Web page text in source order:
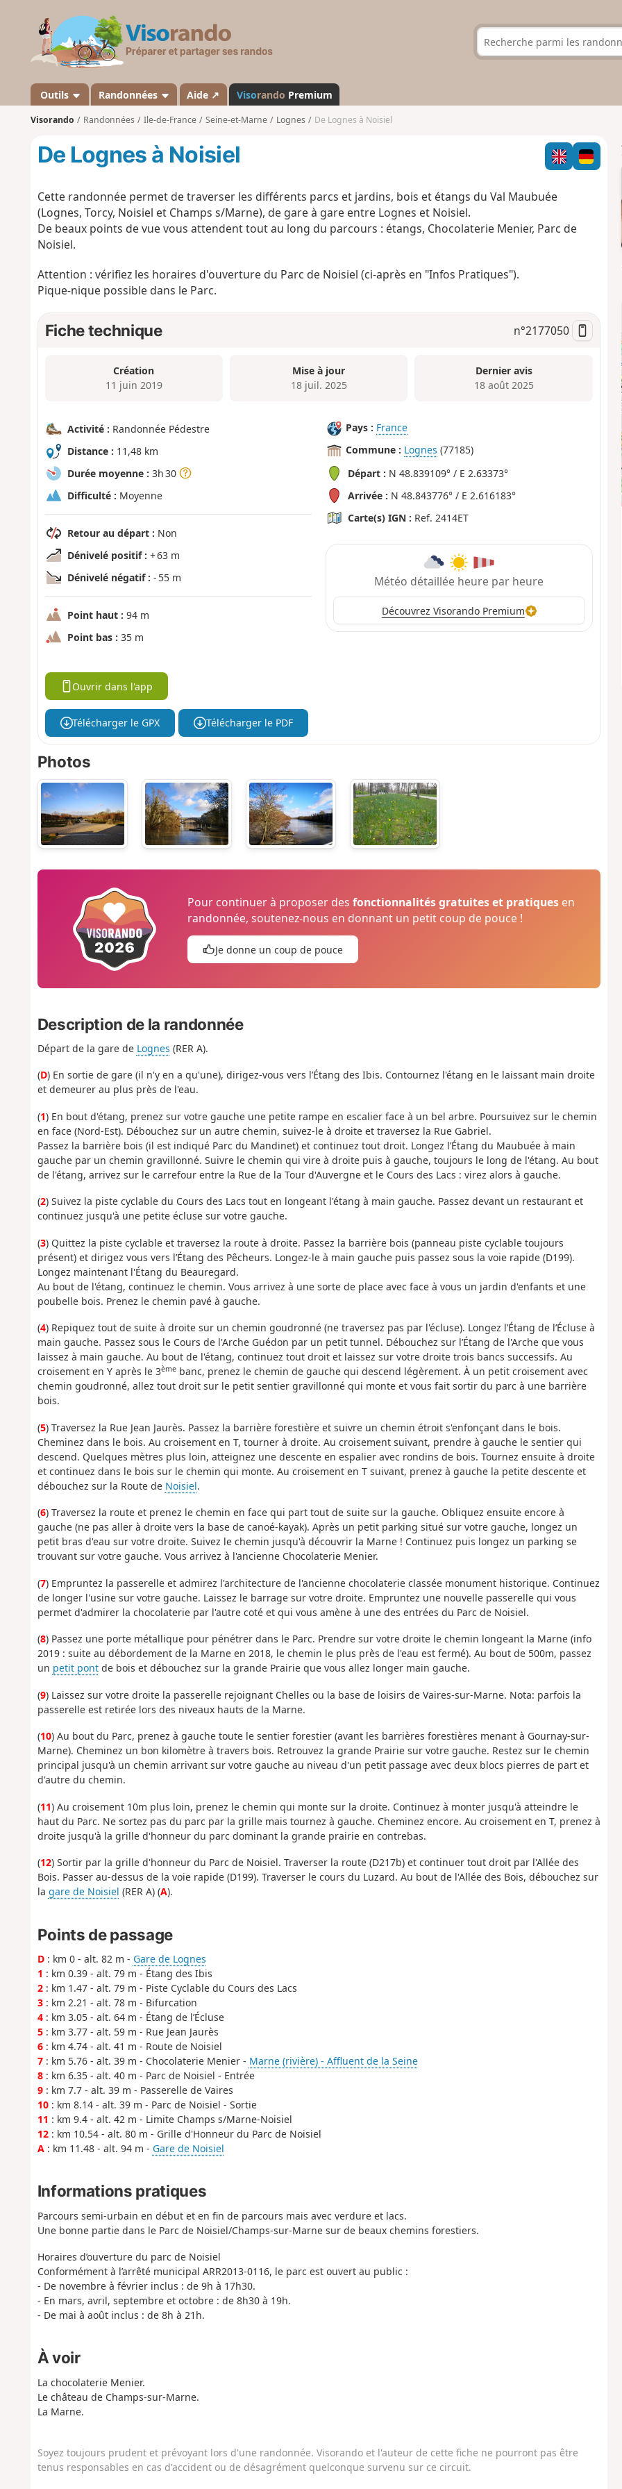
s
a
n
d
Outils Randonnées Aide ↗ Visorando Premium
Visorando Randonnées Ile-de-France Seine-et-Marne Lognes De Lognes à Noisiel
De Lognes à Noisiel
Cette randonnée permet de traverser les différents parcs et jardins, bois et étangs du Val Maubuée
(Lognes, Torcy, Noisiel et Champs s/Marne), de gare à gare entre Lognes et Noisiel.
De beaux points de vue vous attendent tout au long du parcours : étangs, Chocolaterie Menier, Parc de
Noisiel.
Attention : vérifiez les horaires d'ouverture du Parc de Noisiel (ci-après en "Infos Pratiques").
Pique-nique possible dans le Parc.
Fiche technique n°2177050
Création
11 juin 2019
Mise à jour
18 juil. 2025
Dernier avis
18 août 2025
Activité : Randonnée Pédestre
Distance : 11,48 km
Durée moyenne : 3h 30
Difficulté : Moyenne
Retour au départ : Non
Dénivelé positif : + 63 m
Dénivelé négatif : - 55 m
Point haut : 94 m
Point bas : 35 m
Pays : France
Commune : Lognes (77185)
Départ : N 48.839109° / E 2.63373°
Arrivée : N 48.843776° / E 2.616183°
Carte(s) IGN : Ref. 2414ET
Météo détaillée heure par heure
Découvrez Visorando Premium
Ouvrir dans l'app
Télécharger le GPX Télécharger le PDF
Photos
Pour continuer à proposer desfonctionnalités gratuites et pratiques en
randonnée, soutenez-nous en donnant un petit coup de pouce !
Je donne un coup de pouce
Description de la randonnée
Départ de la gare de Lognes (RER A).
(D) En sortie de gare (il n'y en a qu'une), dirigez-vous vers l’Étang des Ibis. Contournez l'étang en le laissant main droite
et demeurer au plus près de l'eau.
(1) En bout d'étang, prenez sur votre gauche une petite rampe en escalier face à un bel arbre. Poursuivez sur le chemin
en face (Nord-Est). Débouchez sur un autre chemin, suivez-le à droite et traversez la Rue Gabriel.
Passez la barrière bois (il est indiqué Parc du Mandinet) et continuez tout droit. Longez l’Étang du Maubuée à main
gauche par un chemin gravillonné. Suivre le chemin qui vire à droite puis à gauche, toujours le long de l'étang. Au bout
de l'étang, arrivez sur le carrefour entre la Rue de la Tour d'Auvergne et le Cours des Lacs : virez alors à gauche.
(2) Suivez la piste cyclable du Cours des Lacs tout en longeant l'étang à main gauche. Passez devant un restaurant et
continuez jusqu'à une petite écluse sur votre gauche.
(3) Quittez la piste cyclable et traversez la route à droite. Passez la barrière bois (panneau piste cyclable toujours
présent) et dirigez vous vers l’Étang des Pêcheurs. Longez-le à main gauche puis passez sous la voie rapide (D199).
Longez maintenant l'Étang du Beauregard.
Au bout de l'étang, continuez le chemin. Vous arrivez à une sorte de place avec face à vous un jardin d'enfants et une
poubelle bois. Prenez le chemin pavé à gauche.
(4) Repiquez tout de suite à droite sur un chemin goudronné (ne traversez pas par l'écluse). Longez l’Étang de l’Écluse à
main gauche. Passez sous le Cours de l'Arche Guédon par un petit tunnel. Débouchez sur l’Étang de l'Arche que vous
laissez à main gauche. Au bout de l'étang, continuez tout droit et laissez sur votre droite trois bancs successifs. Au
croisement en Y après le 3èmebanc, prenez le chemin de gauche qui descend légèrement. À un petit croisement avec
chemin goudronné, allez tout droit sur le petit sentier gravillonné qui monte et vous fait sortir du parc à une barrière
bois.
(5) Traversez la Rue Jean Jaurès. Passez la barrière forestière et suivre un chemin étroit s'enfonçant dans le bois.
Cheminez dans le bois. Au croisement en T, tourner à droite. Au croisement suivant, prendre à gauche le sentier qui
descend. Quelques mètres plus loin, atteignez une descente en espalier avec rondins de bois. Tournez ensuite à droite
et continuez dans le bois sur le chemin qui monte. Au croisement en T suivant, prenez à gauche la petite descente et
débouchez sur la Route de Noisiel.
(6) Traversez la route et prenez le chemin en face qui part tout de suite sur la gauche. Obliquez ensuite encore à
gauche (ne pas aller à droite vers la base de canoé-kayak). Après un petit parking situé sur votre gauche, longez un
petit bras d'eau sur votre droite. Suivez le chemin jusqu'à découvrir la Marne ! Continuez puis longez un parking se
trouvant sur votre gauche. Vous arrivez à l'ancienne Chocolaterie Menier.
(7) Empruntez la passerelle et admirez l'architecture de l'ancienne chocolaterie classée monument historique. Continuez
de longer l'usine sur votre gauche. Laissez le barrage sur votre droite. Empruntez une nouvelle passerelle qui vous
permet d'admirer la chocolaterie par l'autre coté et qui vous amène à une des entrées du Parc de Noisiel.
(8) Passez une porte métallique pour pénétrer dans le Parc. Prendre sur votre droite le chemin longeant la Marne (info
2019 : suite au débordement de la Marne en 2018, le chemin le plus près de l'eau est fermé). Au bout de 500m, passez
un petit pontde bois et débouchez sur la grande Prairie que vous allez longer main gauche.
(9) Laissez sur votre droite la passerelle rejoignant Chelles ou la base de loisirs de Vaires-sur-Marne. Nota: parfois la
passerelle est retirée lors des niveaux hauts de la Marne.
(10) Au bout du Parc, prenez à gauche toute le sentier forestier (avant les barrières forestières menant à Gournay-sur-
Marne). Cheminez un bon kilomètre à travers bois. Retrouvez la grande Prairie sur votre gauche. Restez sur le chemin
principal jusqu'à un chemin arrivant sur votre gauche au niveau d'un petit passage avec deux blocs pierres de part et
d'autre du chemin.
(11) Au croisement 10m plus loin, prenez le chemin qui monte sur la droite. Continuez à monter jusqu'à atteindre le
haut du Parc. Ne sortez pas du parc par la grille mais tournez à gauche. Cheminez encore. Au croisement en T, prenez à
droite jusqu'à la grille d'honneur du parc dominant la grande prairie en contrebas.
(12) Sortir par la grille d'honneur du Parc de Noisiel. Traverser la route (D217b) et continuer tout droit par l'Allée des
Bois. Passer au-dessus de la voie rapide (D199). Traverser le cours du Luzard. Au bout de l'Allée des Bois, débouchez sur
la gare de Noisiel (RER A) (A).
Points de passage
D: km 0 - alt. 82 m - Gare de Lognes
1 : km 0.39 - alt. 79 m - Étang des Ibis
2: km 1.47 - alt. 79 m - Piste Cyclable du Cours des Lacs
3: km 2.21 - alt. 78 m - Bifurcation
4: km 3.05 - alt. 64 m - Étang de l’Écluse
5: km 3.77 - alt. 59 m - Rue Jean Jaurès
6: km 4.74 - alt. 41 m - Route de Noisiel
7: km 5.76 - alt. 39 m - Chocolaterie Menier - Marne (rivière) - Affluent de la Seine
8: km 6.35 - alt. 40 m - Parc de Noisiel - Entrée
9: km 7.7 - alt. 39 m - Passerelle de Vaires
10: km 8.14 - alt. 39 m - Parc de Noisiel - Sortie
11 : km 9.4 - alt. 42 m - Limite Champs s/Marne-Noisiel
12: km 10.54 - alt. 80 m - Grille d'Honneur du Parc de Noisiel
A: km 11.48 - alt. 94 m - Gare de Noisiel
Informations pratiques
Parcours semi-urbain en début et en fin de parcours mais avec verdure et lacs.
Une bonne partie dans le Parc de Noisiel/Champs-sur-Marne sur de beaux chemins forestiers.
Horaires d’ouverture du parc de Noisiel
Conformément à l’arrêté municipal ARR2013-0116, le parc est ouvert au public :
- De novembre à février inclus : de 9h à 17h30.
- En mars, avril, septembre et octobre : de 8h30 à 19h.
- De mai à août inclus : de 8h à 21h.
À voir
La chocolaterie Menier.
Le château de Champs-sur-Marne.
La Marne.
Soyez toujours prudent et prévoyant lors d'une randonnée. Visorando et l'auteur de cette fiche ne pourront pas être
tenus responsables en cas d'accident ou de désagrément quelconque survenu sur ce circuit.